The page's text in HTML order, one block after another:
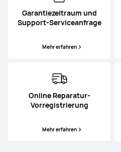
Garantiezeitraum und
Support-Serviceanfrage
Mehr erfahren
Online Reparatur-
Vorregistrierung
Mehr erfahren